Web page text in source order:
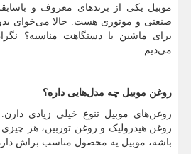
موبیل یکی از برندهای معروف و
صنعتی و موتوری هست. حالا می‌خوای
برای ماشین یا دستگاهت مناسبه؟
می‌دیم.
روغن موبیل چه مدل‌هایی داره؟
روغن‌های موبیل تنوع خیلی زیادی
روغن هیدرولیک و روغن توربین، هر چیزی
باشه، موبیل یه محصول مناسب براش